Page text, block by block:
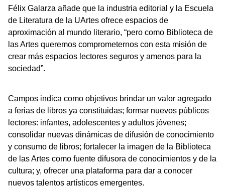
Félix Galarza añade que la industria editorial y la Escuela
de Literatura de la UArtes ofrece espacios de
aproximación al mundo literario, “pero como Biblioteca de
las Artes queremos comprometernos con esta misión de
crear más espacios lectores seguros y amenos para la
sociedad”.
Campos indica como objetivos brindar un valor agregado
a ferias de libros ya constituidas; formar nuevos públicos
lectores: infantes, adolescentes y adultos jóvenes;
consolidar nuevas dinámicas de difusión de conocimiento
y consumo de libros; fortalecer la imagen de la Biblioteca
de las Artes como fuente difusora de conocimientos y de la
cultura; y, ofrecer una plataforma para dar a conocer
nuevos talentos artísticos emergentes.